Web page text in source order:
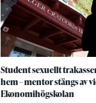
Student sexuellt
hem – mentor stängs av
Ekonomihögskolan